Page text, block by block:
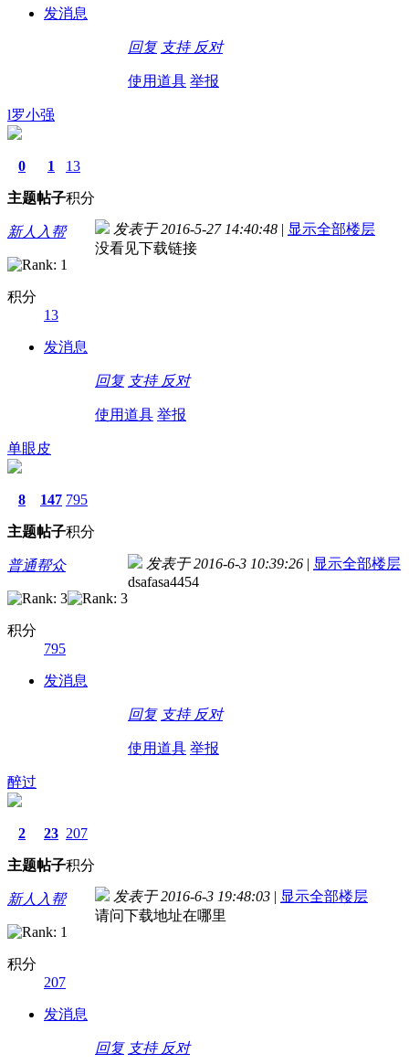
发消息
回复 支持 反对
使用道具 举报
l罗小强
0
主题
1
帖子
13
积分
新人入帮
积分
13
发消息
发表于 2016-5-27 14:40:48 | 显示全部楼层
没看见下载链接
回复 支持 反对
使用道具 举报
单眼皮
8
主题
147
帖子
795
积分
普通帮众
积分
795
发消息
发表于 2016-6-3 10:39:26 | 显示全部楼层
dsafasa4454
回复 支持 反对
使用道具 举报
醉过
2
主题
23
帖子
207
积分
新人入帮
积分
207
发消息
发表于 2016-6-3 19:48:03 | 显示全部楼层
请问下载地址在哪里
回复 支持 反对